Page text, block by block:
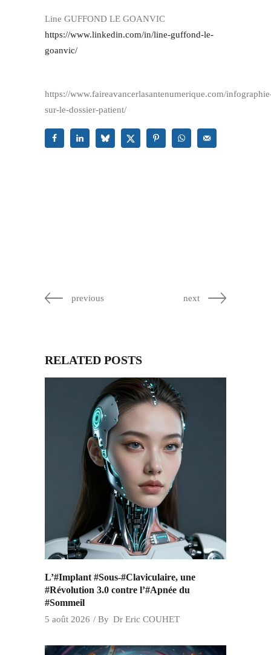
Line GUFFOND LE GOANVIC
https://www.linkedin.com/in/line-guffond-le-
goanvic/
https://www.faireavancerlasantenumerique.com/
sur-le-dossier-patient/
previous next
RELATED POSTS
L’#Implant #Sous-#Claviculaire, une
#Révolution 3.0 contre l’#Apnée du
#Sommeil
5 août 2026 By Dr Eric COUHET